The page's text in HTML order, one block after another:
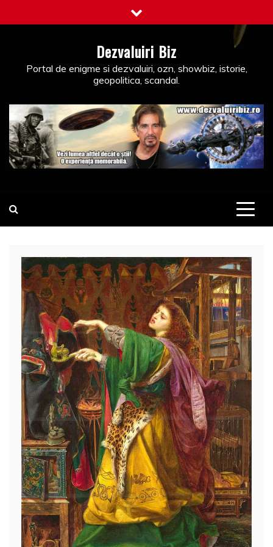
to
Dezvaluiri Biz
Portal de enigme si dezvaluiri, ozn, showbiz, istorie,
geopolitica, scandal.